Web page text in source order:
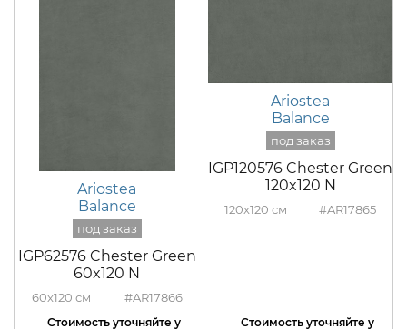
Ariostea
Balance
IGP62576 Chester Green
60x120 N
60x120 #AR17866
Ariostea
Balance
IGP120576 Chester Green
120x120 N
120x120 #AR17865